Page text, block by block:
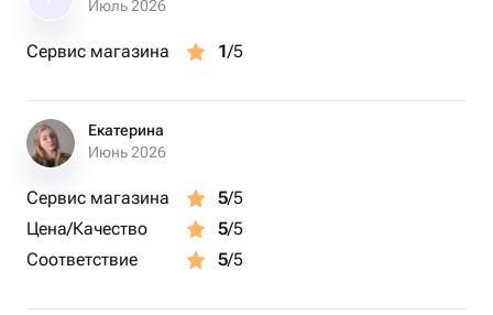
Июль 2026
Сервис магазина 1/5
Екатерина
Июнь 2026
Сервис магазина 5/5
Цена/Качество
5/5
Соответствие
5/5